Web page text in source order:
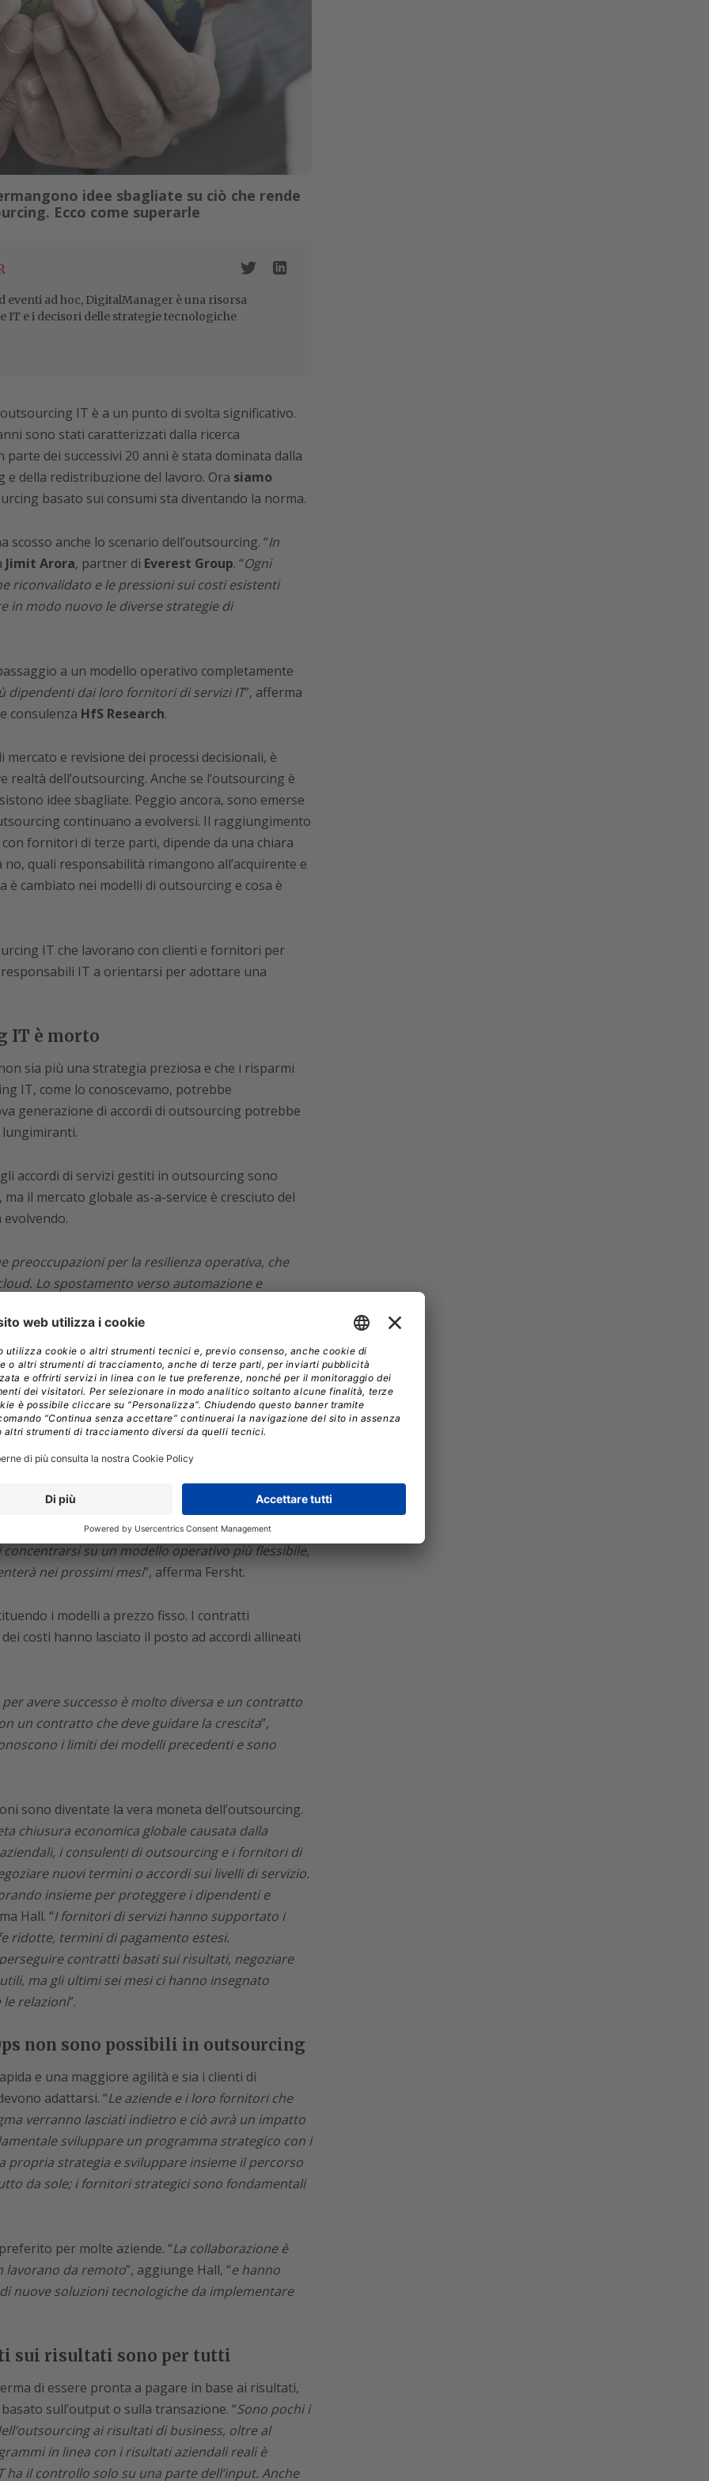
idee sbagliate su ciò che rende
Ecco come superarle
ad hoc, DigitalManager è una risorsa
IT e i decisori delle strategie tecnologiche
IT è a un punto di svolta significativo.
sono stati caratterizzati dalla ricerca
parte dei successivi 20 anni è stata dominata dalla
e della redistribuzione del lavoro. Ora siamo
basato sui consumi sta diventando la norma.
scosso anche lo scenario dell’outsourcing. “In
Jimit Arora, partner di Everest Group. “Ogni
riconvalidato e le pressioni sui costi esistenti
in modo nuovo le diverse strategie di
a un modello operativo completamente
dipendenti dai loro fornitori di servizi IT”, afferma
consulenza HfS Research.
e revisione dei processi decisionali, è
dell’outsourcing. Anche se l’outsourcing è
idee sbagliate. Peggio ancora, sono emerse
continuano a evolversi. Il raggiungimento
fornitori di terze parti, dipende da una chiara
quali responsabilità rimangono all’acquirente e
è cambiato nei modelli di outsourcing e cosa è
IT che lavorano con clienti e fornitori per
IT a orientarsi per adottare una
IT è morto
sia più una strategia preziosa e che i risparmi
IT, come lo conoscevamo, potrebbe
generazione di accordi di outsourcing potrebbe
accordi di servizi gestiti in outsourcing sono
il mercato globale as-a-service è cresciuto del
evolvendo.
preoccupazioni per la resilienza operativa, che
Lo spostamento verso automazione e
significativo delle soluzioni innovative per
”, affermaSteve Hall
Services Group (ISG). “La pandemia è stata
dell’outsourcing poiché i fornitori sono passati
e hanno dimostrato capacità di collaborazione e
periodo”.
dominare i vecchi metodi
di sapere tutto quello che c’è da sapere
ma la realtà è che i fondamenti della creazione
modo significativo. “Stiamo assistendo a una
su un modello operativo più flessibile,
nei prossimi mesi”, afferma Fersht.
i modelli a prezzo fisso. I contratti
costi hanno lasciato il posto ad accordi allineati
avere successo è molto diversa e un contratto
un contratto che deve guidare la crescita”,
i limiti dei modelli precedenti e sono
sono diventate la vera moneta dell’outsourcing.
chiusura economica globale causata dalla
i consulenti di outsourcing e i fornitori di
nuovi termini o accordi sui livelli di servizio.
insieme per proteggere i dipendenti e
Hall. “I fornitori di servizi hanno supportato i
ridotte, termini di pagamento estesi.
contratti basati sui risultati, negoziare
ma gli ultimi sei mesi ci hanno insegnato
le relazioni”.
non sono possibili in outsourcing
e una maggiore agilità e sia i clienti di
adattarsi. “Le aziende e i loro fornitori che
verranno lasciati indietro e ciò avrà un impatto
sviluppare un programma strategico con i
strategia e sviluppare insieme il percorso
da sole; i fornitori strategici sono fondamentali
per molte aziende. “La collaborazione è
lavorano da remoto”, aggiunge Hall, “e hanno
nuove soluzioni tecnologiche da implementare
sui risultati sono per tutti
di essere pronta a pagare in base ai risultati,
sull’output o sulla transazione. “Sono pochi i
ai risultati di business, oltre al
in linea con i risultati aziendali reali è
il controllo solo su una parte dell’input. Anche